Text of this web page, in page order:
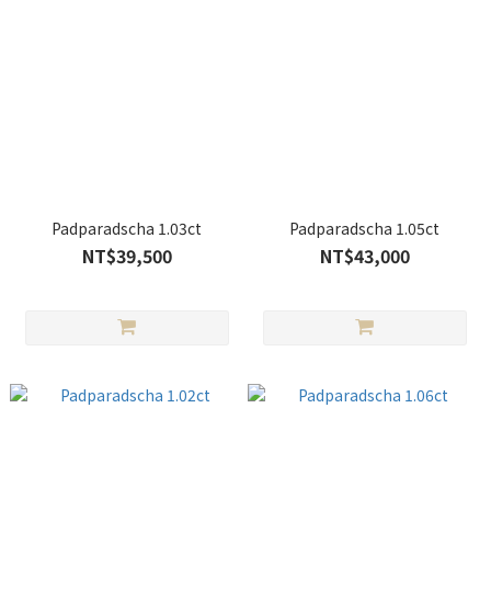
Padparadscha 1.03ct
NT$39,500
Padparadscha 1.05ct
NT$43,000